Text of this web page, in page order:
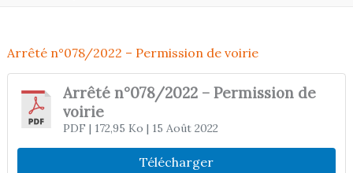
Arrêté n°078/2022 – Permission de voirie
Arrêté n°078/2022 – Permission de
voirie
PDF | 172,95 Ko | 15 Août 2022
Télécharger